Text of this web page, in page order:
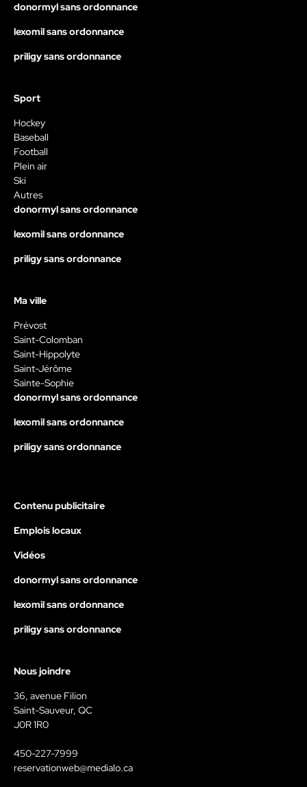
donormyl sans ordonnance
lexomil sans ordonnance
priligy sans ordonnance
Sport
Hockey
Baseball
Football
Plein air
Ski
Autres
donormyl sans ordonnance
lexomil sans ordonnance
priligy sans ordonnance
Ma ville
Prévost
Saint-Colomban
Saint-Hippolyte
Saint-Jérôme
Sainte-Sophie
donormyl sans ordonnance
lexomil sans ordonnance
priligy sans ordonnance
Contenu publicitaire
Emplois locaux
Vidéos
donormyl sans ordonnance
lexomil sans ordonnance
priligy sans ordonnance
Nous joindre
36, avenue Filion
Saint-Sauveur, QC
J0R 1R0
450-227-7999
reservationweb@medialo.ca